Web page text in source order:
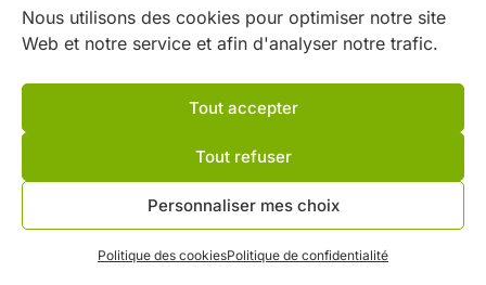
Nous utilisons des cookies pour optimiser notre site
Web et notre service et afin d'analyser notre trafic.
Tout accepter
Tout refuser
Personnaliser mes choix
Politique des cookiesPolitique de confidentialité